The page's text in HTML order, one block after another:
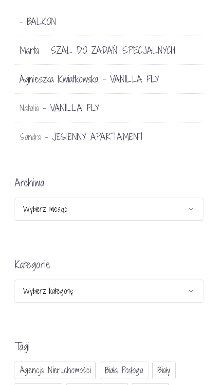
- BALKON
Marta - SZAL DO ZADAŃ SPECJALNYCH
Agnieszka Kwiatkowska - VANILLA FLY
Natalia - VANILLA FLY
Sandra - JESIENNY APARTAMENT
Archiwa
Kategorie
Tagi
Agencja Nieruchomości Biała Podłoga
Biały